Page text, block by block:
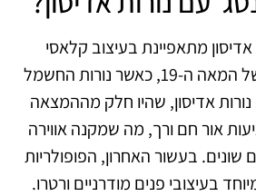
אדיסון מתאפיינת בעיצוב קלאסי
שמזכיר את התקופה של המאה ה-19, כאשר נורות החשמל
נורות אדיסון, שהיו חלק מההמצאה
אור חם ורך, מה שמקנה אווירה
שונים. בעשור האחרון, הפופולריות
בעיצובי פנים מודרניים ורטרו.